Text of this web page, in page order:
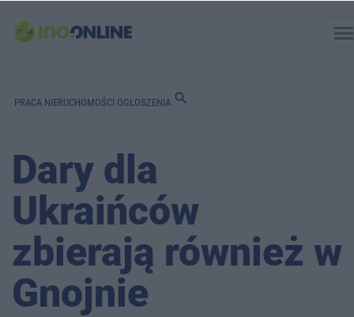
PRACA NIERUCHOMOŚCI OGŁOSZENIA search
Dary dla
Ukraińców
zbierają również w
Gnojnie